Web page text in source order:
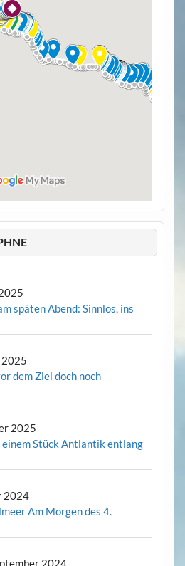
späten Abend: Sinnlos, ins
2025
dem Ziel doch noch
2025
Stück Antlantik entlang
2024
Am Morgen des 4.
2024